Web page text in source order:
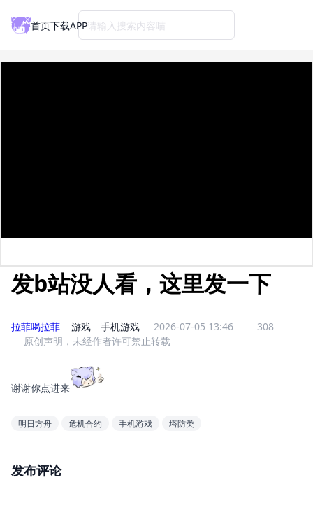
首页下载APP请输入搜索内容喵
发b站没人看，这里发一下
拉菲喝拉菲 游戏 手机游戏 2026-07-05 13:46
308
原创声明，未经作者许可禁止转载
谢谢你点进来
明日方舟 危机合约 手机游戏 塔防类
发布评论